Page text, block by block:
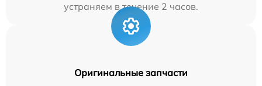
устраняем в течение 2 часов.
Оригинальные запчасти